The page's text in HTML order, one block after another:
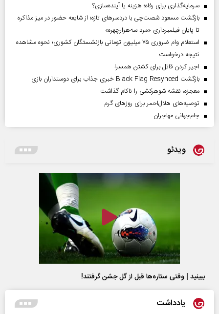
سرمایه‌گذاری برای رفاه؛ هزینه یا آینده‌سازی؟
بازگشت مسعود شصت‌چی با دردسر‌های تازه؛ از شایعه حضور در میز مذاکره
تا پایان فیلمبرداری «مرد سه‌هزارچهره»
استعلام وام ضروری ۷۵ میلیون تومانی بازنشستگان کشوری؛ نحوه مشاهده
نتیجه درخواست
اجیر کردن قاتل برای کشتن همسر!
بازگشت Black Flag Resynced خبری جذاب برای دوستداران بازی
معجزه، نقشه شوهرکشی را ناکام گذاشت
توصیه‌های هلال‌احمر برای روز‌های گرم
جام‌جهانی مهاجران
ویدئو
ببینید | وقتی ستاره‌ها قبل از گل جشن گرفتند!
یادداشت